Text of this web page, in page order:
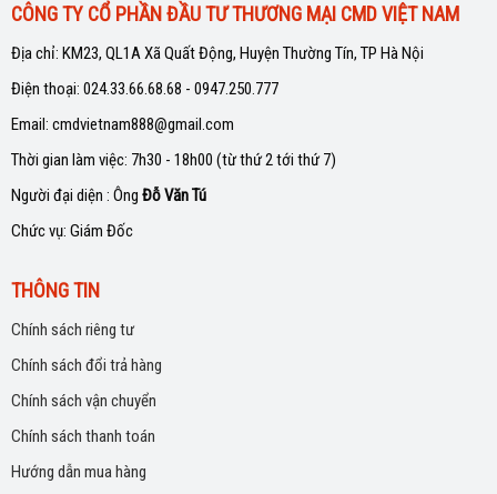
CÔNG TY CỔ PHẦN ĐẦU TƯ THƯƠNG MẠI CMD VIỆT NAM
Địa chỉ: KM23, QL1A Xã Quất Động, Huyện Thường Tín, TP Hà Nội
Điện thoại: 024.33.66.68.68 - 0947.250.777
Email: cmdvietnam888@gmail.com
Thời gian làm việc: 7h30 - 18h00 (từ thứ 2 tới thứ 7)
Người đại diện : Ông Đỗ Văn Tú
Chức vụ: Giám Đốc
THÔNG TIN
Chính sách riêng tư
Chính sách đổi trả hàng
Chính sách vận chuyển
Chính sách thanh toán
Hướng dẫn mua hàng